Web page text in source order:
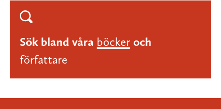
Sök bland våra böcker och
författare